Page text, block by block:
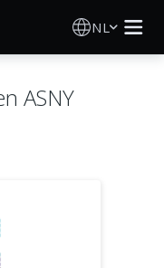
NL
ASNY